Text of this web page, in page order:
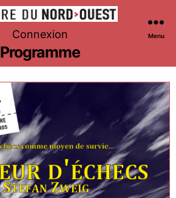
Théâtre
du
Nord-
Ouest
Connexion Menu
Programme